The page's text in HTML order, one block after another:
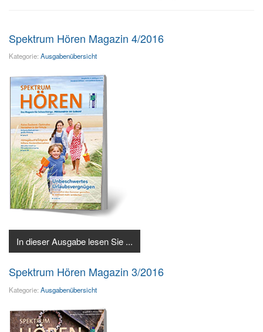
Spektrum Hören Magazin 4/2016
Kategorie: Ausgabenübersicht
In dieser Ausgabe lesen Sie ...
Spektrum Hören Magazin 3/2016
Kategorie: Ausgabenübersicht